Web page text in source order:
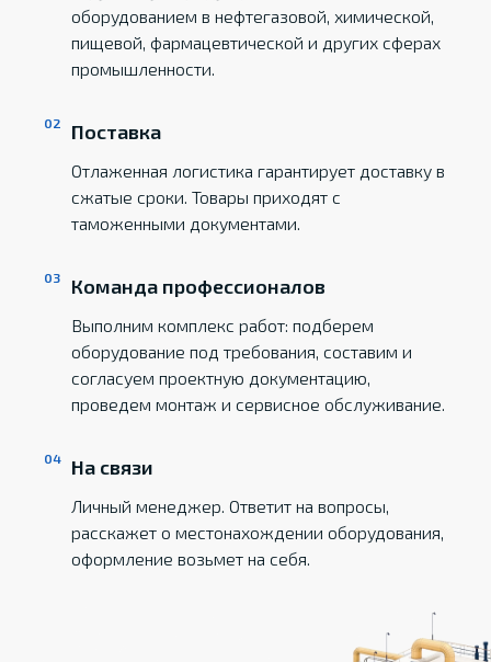
оборудованием в нефтегазовой, химической,
пищевой, фармацевтической и других сферах
промышленности.
Поставка
Отлаженная логистика гарантирует доставку в
сжатые сроки. Товары приходят с
таможенными документами.
Команда профессионалов
Выполним комплекс работ: подберем
оборудование под требования, составим и
согласуем проектную документацию,
проведем монтаж и сервисное обслуживание.
На связи
Личный менеджер. Ответит на вопросы,
расскажет о местонахождении оборудования,
оформление возьмет на себя.